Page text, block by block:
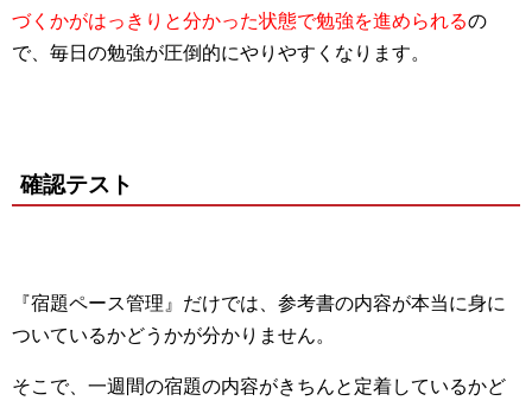
づくかがはっきりと分かった状態で勉強を進められるの
で、毎日の勉強が圧倒的にやりやすくなります。
確認テスト
『宿題ペース管理』だけでは、参考書の内容が本当に身に
ついているかどうかが分かりません。
そこで、一週間の宿題の内容がきちんと定着しているかど